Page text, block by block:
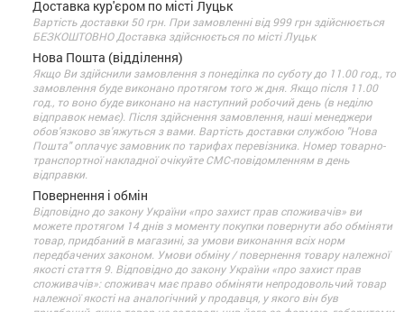
Доставка кур'єром по місті Луцьк
Вартість доставки 50 грн. При замовленні від 999 грн здійснюється
БЕЗКОШТОВНО Доставка здійснюється по місті Луцьк
Нова Пошта (відділення)
Якщо Ви здійснили замовлення з понеділка по суботу до 11.00 год., то
замовлення буде виконано протягом того ж дня. Якщо після 11.00
год., то воно буде виконано на наступний робочий день (в неділю
відправок немає). Після здійснення замовлення, наші менеджери
обов'язково зв'яжуться з вами. Вартість доставки службою "Нова
Пошта" оплачує замовник по тарифах перевізника. Номер товарно-
транспортної накладної очікуйте СМС-повідомленням в день
відправки.
Повернення і обмін
Відповідно до закону України «про захист прав споживачів» ви
можете протягом 14 днів з моменту покупки повернути або обміняти
товар, придбаний в магазині, за умови виконання всіх норм
передбачених законом. Умови обміну / повернення товару належної
якості стаття 9. Відповідно до закону України «про захист прав
споживачів»: споживач має право обміняти непродовольчий товар
належної якості на аналогічний у продавця, у якого він був